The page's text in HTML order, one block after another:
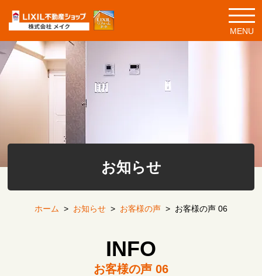
MENU
お知らせ
ホーム > お知らせ > お客様の声 > お客様の声 06
INFO
お客様の声 06